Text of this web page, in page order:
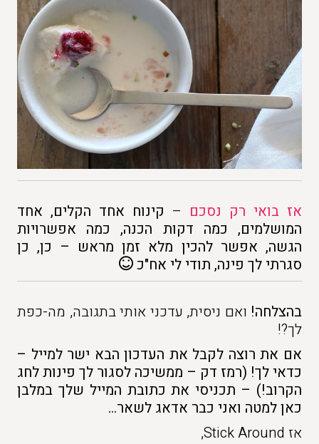
אז בואי רק נסכם – קינוח אחד הקלים, אחד
המושלמים, כמה דקות הכנה, כמה אפשרויות
הגשה, אפשר להכין מלא זמן מראש – כן, כן
סגרתי לך פינה, תודי לי אח"כ
בהצלחה! ואם ניסית, עדכני אותי בתגובה, מה-כפת
לך?!
אם את רוצה לקבל את העדכון הבא ישר למייל –
כדאי לך! (רמז דק – ממשיכה לסגור לך פינות לחג
הקרוב!) – תכניסי את כתובת המייל שלך במלבן
כאן למטה ואני כבר אדאג לשאר…
אז Stick Around,